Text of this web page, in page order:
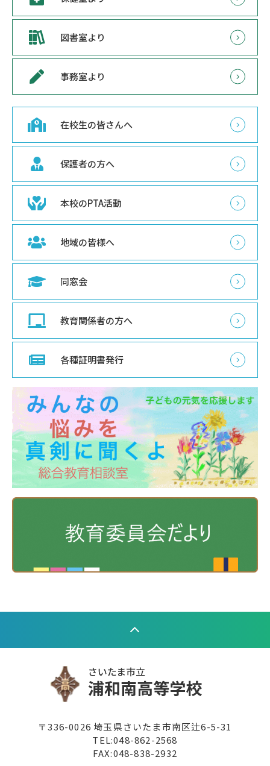
図書室より
事務室より
在校生の皆さんへ
保護者の方へ
本校のPTA活動
地域の皆様へ
同窓会
教育関係者の方へ
各種証明書発行
〒336-0026 埼玉県さいたま市南区辻6-5-31
TEL:048-862-2568
FAX:048-838-2932